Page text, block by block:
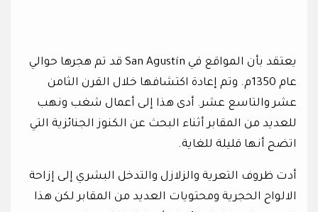
يعتقد بأن المواقع في San Agustín قد تم هجرها حوالي
عام 1350م. وتم إعادة اكتشافها خلال القرن الثامن
عشر والتاسع عشر. أدى هذا إلى أعمال شغب ونهب
للعديد من المقابر أثناء البحث عن الكنوز الجنائزية التي
اتضح أنها قليلة للغاية.
أدت ظروف التعرية والزلازل والتدخل البشري إلى إزاحة
الالواح الحجرية ومحتويات العديد من المقابر لكن هذا